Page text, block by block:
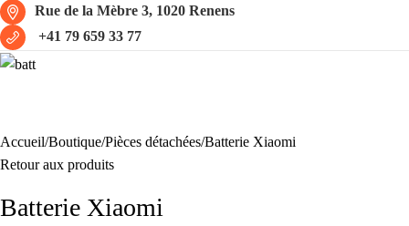
Rue de la Mèbre 3, 1020 Renens
+41 79 659 33 77
Accueil Boutique Pièces détachées Batterie Xiaomi
Retour aux produits
Batterie Xiaomi